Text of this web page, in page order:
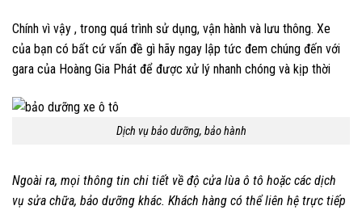
Chính vì vậy , trong quá trình sử dụng, vận hành và lưu thông. Xe
của bạn có bất cứ vấn đề gì hãy ngay lập tức đem chúng đến với
gara của Hoàng Gia Phát để được xử lý nhanh chóng và kịp thời
Dịch vụ bảo dưỡng, bảo hành
Ngoài ra, mọi thông tin chi tiết về độ cửa lùa ô tô hoặc các dịch
vụ sửa chữa, bảo dưỡng khác. Khách hàng có thể liên hệ trực tiếp